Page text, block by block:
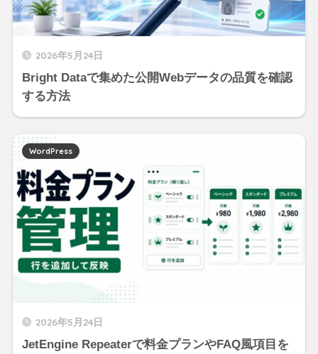
2026年5月24日
Bright Dataで集めた公開Webデータの品質を確認
する方法
2026年5月24日
JetEngine Repeaterで料金プランやFAQ風項目を
WordPress